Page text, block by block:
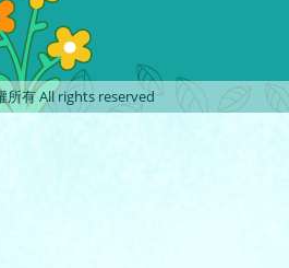
有 All rights reserved